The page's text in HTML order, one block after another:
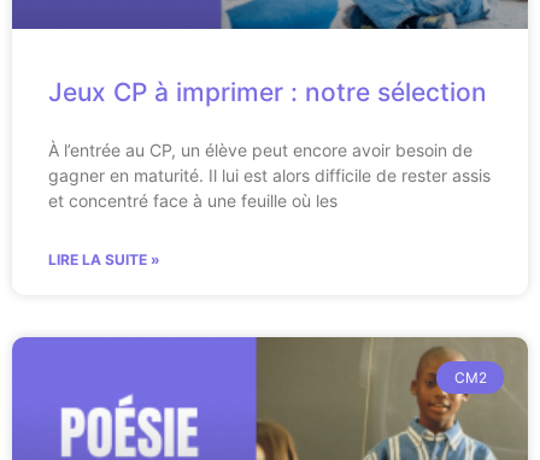
Jeux CP à imprimer : notre sélection
À l’entrée au CP, un élève peut encore avoir besoin de
gagner en maturité. Il lui est alors difficile de rester assis
et concentré face à une feuille où les
LIRE LA SUITE »
CM2